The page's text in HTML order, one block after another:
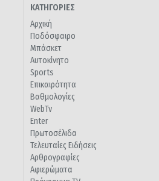
ΚΑΤΗΓΟΡΙΕΣ
Αρχική
Ποδόσφαιρο
Μπάσκετ
Αυτοκίνητο
Sports
Επικαιρότητα
Βαθμολογίες
WebTv
Enter
Πρωτοσέλιδα
Τελευταίες Ειδήσεις
Αρθρογραφίες
Αφιερώματα